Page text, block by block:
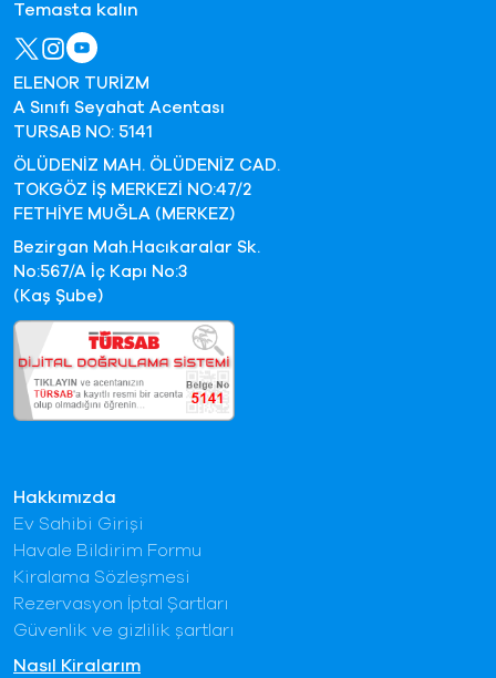
Hakkımızda
Ev Sahibi Girişi
Havale Bildirim Formu
Kiralama Sözleşmesi
Rezervasyon İptal Şartları
Güvenlik ve gizlilik şartları
Nasıl Kiralarım
Temasta kalın
ELENOR TURİZM
A Sınıfı Seyahat Acentası
TURSAB NO: 5141
ÖLÜDENİZ MAH. ÖLÜDENİZ CAD.
TOKGÖZ İŞ MERKEZİ NO:47/2
FETHİYE MUĞLA (MERKEZ)
Bezirgan Mah.Hacıkaralar Sk.
No:567/A İç Kapı No:3
(Kaş Şube)